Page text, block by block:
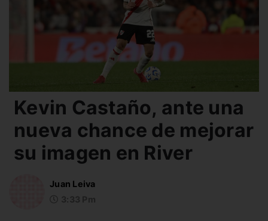
Kevin Castaño, ante una
nueva chance de mejorar
su imagen en River
Juan Leiva